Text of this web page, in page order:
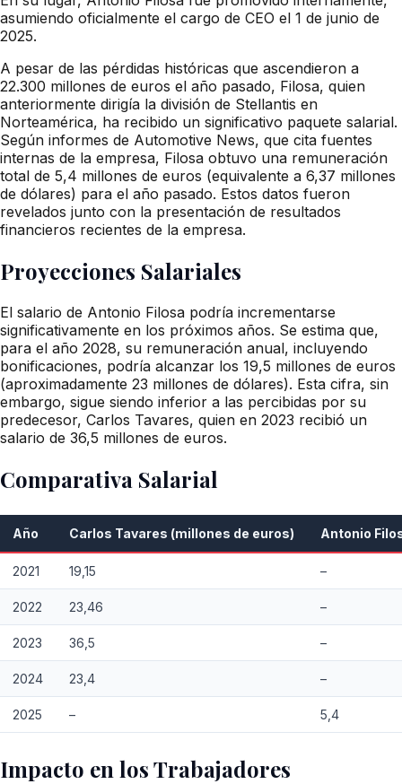
asumiendo oficialmente el cargo de CEO el 1 de junio de
2025.
A pesar de las pérdidas históricas que ascendieron a
22.300 millones de euros el año pasado, Filosa, quien
anteriormente dirigía la división de Stellantis en
Norteamérica, ha recibido un significativo paquete salarial.
Según informes de Automotive News, que cita fuentes
internas de la empresa, Filosa obtuvo una remuneración
total de 5,4 millones de euros (equivalente a 6,37 millones
de dólares) para el año pasado. Estos datos fueron
revelados junto con la presentación de resultados
financieros recientes de la empresa.
Proyecciones Salariales
El salario de Antonio Filosa podría incrementarse
significativamente en los próximos años. Se estima que,
para el año 2028, su remuneración anual, incluyendo
bonificaciones, podría alcanzar los 19,5 millones de euros
(aproximadamente 23 millones de dólares). Esta cifra, sin
embargo, sigue siendo inferior a las percibidas por su
predecesor, Carlos Tavares, quien en 2023 recibió un
salario de 36,5 millones de euros.
Comparativa Salarial
Año Carlos Tavares (millones de euros) Antonio
2021 19,15 –
2022 23,46 –
2023 36,5 –
2024 23,4 –
2025 – 5,4
Impacto en los Trabajadores